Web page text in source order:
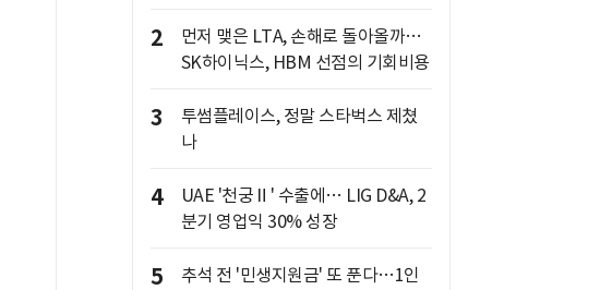
2
먼저 맺은 LTA, 손해로 돌아올까…
SK하이닉스, HBM 선점의 기회비용
3
투썸플레이스, 정말 스타벅스 제쳤
나
4
UAE '천궁Ⅱ' 수출에… LIG D&A, 2
분기 영업익 30% 성장
5
추석 전 '민생지원금' 또 푼다…1인